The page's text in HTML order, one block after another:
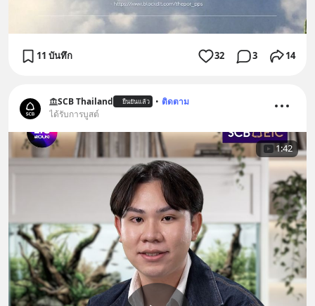
11 บันทึก 32 3 14
SCB Thailand ยืนยันแล้ว • ติดตาม
ได้รับการบูสต์
1:42